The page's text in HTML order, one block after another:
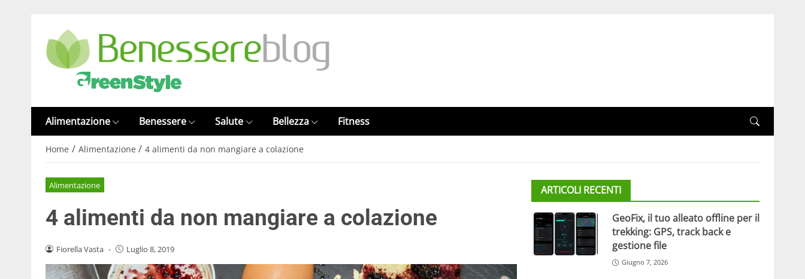
Alimentazione Benessere Salute Bellezza Fitness
Home / Alimentazione / 4 alimenti da non mangiare a colazione
Alimentazione
4 alimenti da non mangiare a colazione
Fiorella Vasta - Luglio 8, 2019
ARTICOLI RECENTI
GeoFix, il tuo alleato offline per il
trekking: GPS, track back e
gestione file
Giugno 7, 2026